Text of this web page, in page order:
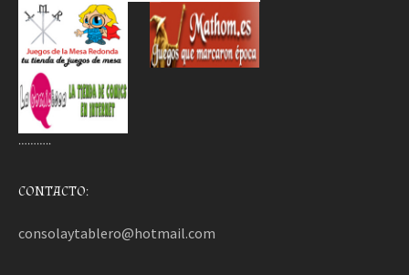
………..
CONTACTO:
consolaytablero@hotmail.com